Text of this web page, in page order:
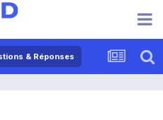
& Réponses